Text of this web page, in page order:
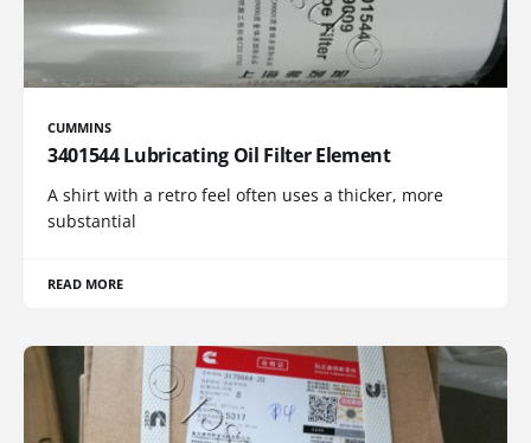
CUMMINS
3401544 Lubricating Oil Filter Element
A shirt with a retro feel often uses a thicker, more
substantial
READ MORE